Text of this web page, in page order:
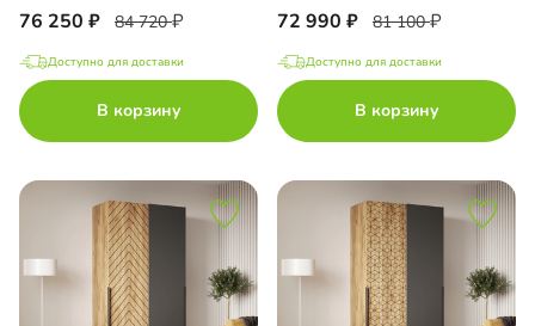
76 250 84 720
Доступно для доставки
В корзину
72 990 81 100
Доступно для доставки
В корзину